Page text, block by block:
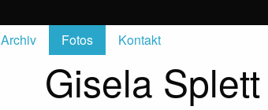
Archiv Fotos Kontakt
Gisela Splett